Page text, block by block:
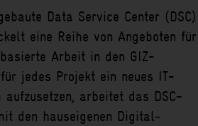
Data Service Center (DSC)
eine Reihe von An­geboten für
Arbeit in den GIZ-
jedes Projekt ein neues IT-
auf­zu­setzen, arbeitet das DSC-
den haus­eigenen Digital­